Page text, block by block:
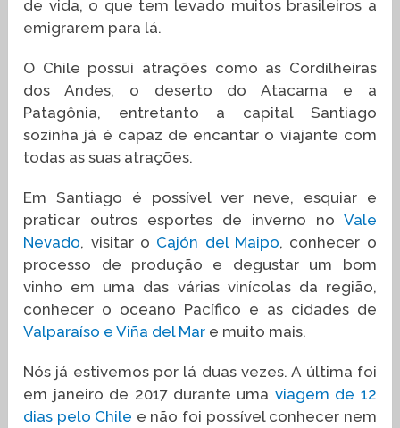
de vida, o que tem levado muitos brasileiros a
emigrarem para lá.
O Chile possui atrações como as Cordilheiras
dos Andes, o deserto do Atacama e a
Patagônia, entretanto a capital Santiago
sozinha já é capaz de encantar o viajante com
todas as suas atrações.
Em Santiago é possível ver neve, esquiar e
praticar outros esportes de inverno no Vale
Nevado, visitar o Cajón del Maipo, conhecer o
processo de produção e degustar um bom
vinho em uma das várias vinícolas da região,
conhecer o oceano Pacífico e as cidades de
Valparaíso e Viña del Mar e muito mais.
Nós já estivemos por lá duas vezes. A última foi
em janeiro de 2017 durante uma viagem de 12
dias pelo Chile e não foi possível conhecer nem